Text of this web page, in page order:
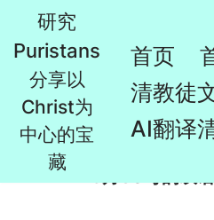
跳
至
正
文
研究
Puristans
分享以
Christ为
中心的宝
藏
首页
清教徒
AI翻译
june-6